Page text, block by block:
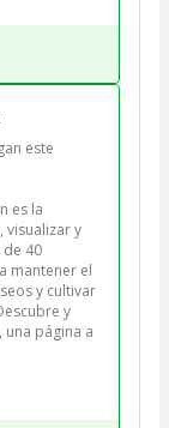
este
es la
visualizar y
de 40
mantener el
y cultivar
y
una página a